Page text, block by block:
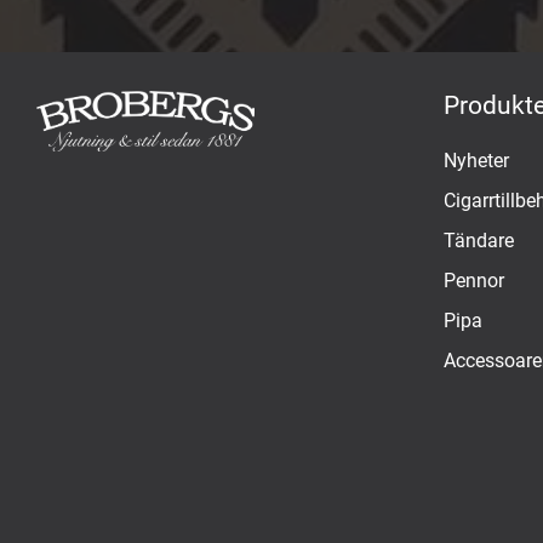
Nyheter
Tändare
Pennor
Pipa